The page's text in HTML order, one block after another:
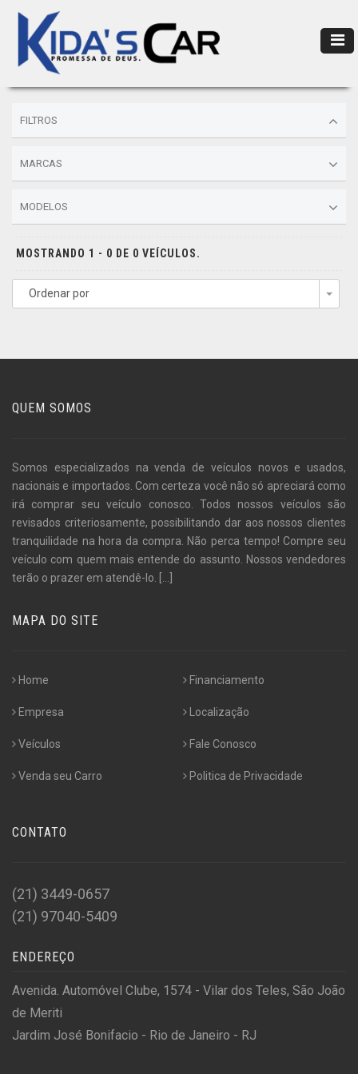
FILTROS
MARCAS
MODELOS
MOSTRANDO 1 - 0 DE 0 VEÍCULOS.
Ordenar por
QUEM SOMOS
Somos especializados na venda de veículos novos e usados,
nacionais e importados. Com certeza você não só apreciará como
irá comprar seu veículo conosco. Todos nossos veículos são
revisados criteriosamente, possibilitando dar aos nossos clientes
tranquilidade na hora da compra. Não perca tempo! Compre seu
veículo com quem mais entende do assunto. Nossos vendedores
terão o prazer em atendê-lo.
MAPA DO SITE
Home
Empresa
Veículos
Venda seu Carro
Financiamento
Localização
Fale Conosco
Politica de Privacidade
CONTATO
(21) 3449-0657
(21) 97040-5409
ENDEREÇO
Avenida. Automóvel Clube, 1574 - Vilar dos Teles, São João
de Meriti
Jardim José Bonifacio - Rio de Janeiro - RJ